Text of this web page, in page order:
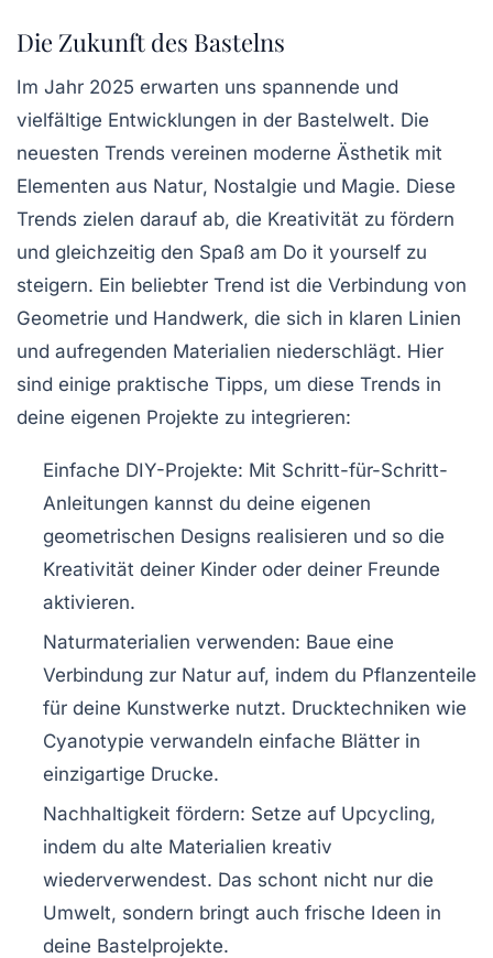
Die Zukunft des Bastelns
Im Jahr 2025 erwarten uns spannende und
vielfältige Entwicklungen in der Bastelwelt. Die
neuesten Trends vereinen moderne Ästhetik mit
Elementen aus Natur, Nostalgie und Magie. Diese
Trends zielen darauf ab, die Kreativität zu fördern
und gleichzeitig den Spaß am Do it yourself zu
steigern. Ein beliebter Trend ist die Verbindung von
Geometrie und Handwerk, die sich in klaren Linien
und aufregenden Materialien niederschlägt. Hier
sind einige praktische Tipps, um diese Trends in
deine eigenen Projekte zu integrieren:
Einfache DIY-Projekte: Mit Schritt-für-Schritt-
Anleitungen kannst du deine eigenen
geometrischen Designs realisieren und so die
Kreativität deiner Kinder oder deiner Freunde
aktivieren.
Naturmaterialien verwenden: Baue eine
Verbindung zur Natur auf, indem du Pflanzenteile
für deine Kunstwerke nutzt. Drucktechniken wie
Cyanotypie verwandeln einfache Blätter in
einzigartige Drucke.
Nachhaltigkeit fördern: Setze auf Upcycling,
indem du alte Materialien kreativ
wiederverwendest. Das schont nicht nur die
Umwelt, sondern bringt auch frische Ideen in
deine Bastelprojekte.